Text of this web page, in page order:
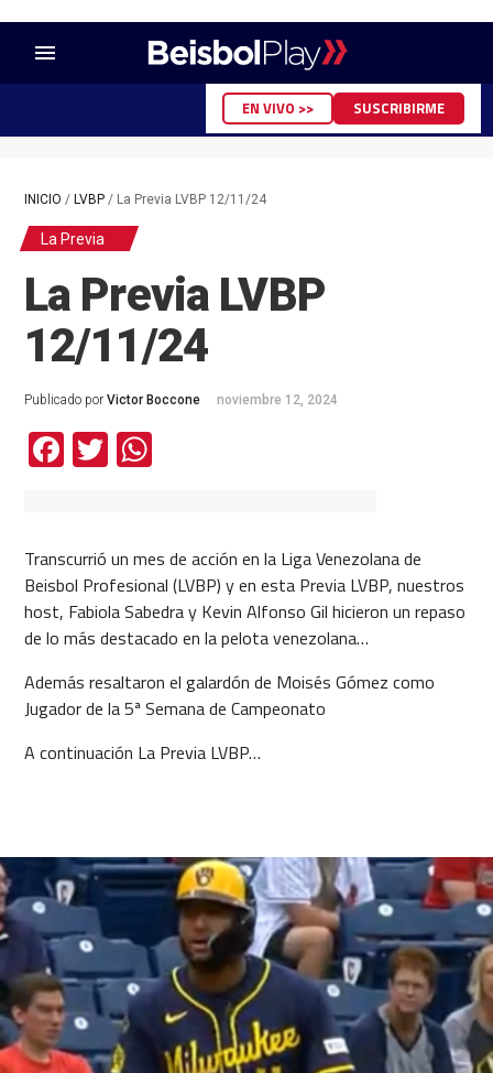
menu
EN VIVO >> SUSCRIBIRME
INICIO / LVBP/ La Previa LVBP 12/11/24
La Previa
La Previa LVBP
12/11/24
Publicado por Victor Boccone noviembre 12, 2024
Facebook
TwitterWhatsApp
Transcurrió un mes de acción en la Liga Venezolana de
Beisbol Profesional (LVBP) y en esta Previa LVBP, nuestros
host, Fabiola Sabedra y Kevin Alfonso Gil hicieron un repaso
de lo más destacado en la pelota venezolana…
Además resaltaron el galardón de Moisés Gómez como
Jugador de la 5ª Semana de Campeonato
A continuación La Previa LVBP…